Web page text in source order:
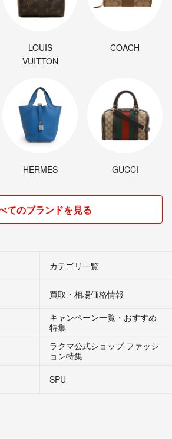
LOUIS
VUITTON
COACH
HERMES GUCCI
てのブランドを見る
カテゴリ一覧
買取・相場価格情報
キャンペーン一覧・おすすめ
特集
ラクマ公式ショップ ファッシ
ョン特集
SPU